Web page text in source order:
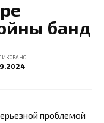
банд
проблемой